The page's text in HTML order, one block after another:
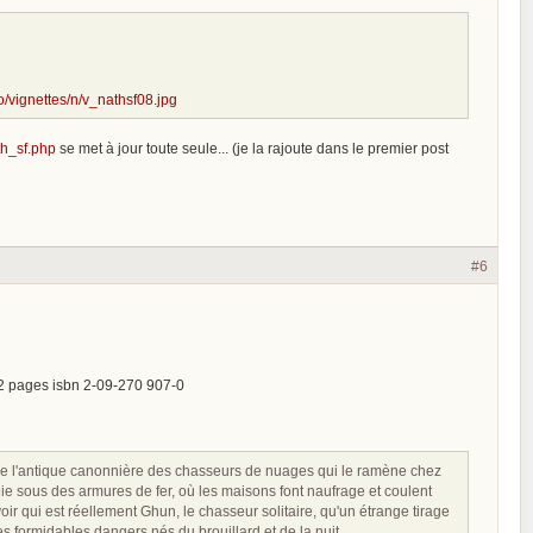
vignettes/n/v_nathsf08.jpg
se met à jour toute seule... (je la rajoute dans le premier post
#6
pages isbn 2-09-270 907-0
l'antique canonnière des chasseurs de nuages qui le ramène chez
sous des armures de fer, où les maisons font naufrage et coulent
qui est réellement Ghun, le chasseur solitaire, qu'un étrange tirage